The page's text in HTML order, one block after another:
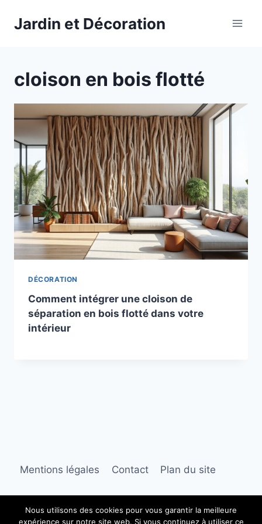
Jardin et Décoration
cloison en bois flotté
DÉCORATION
Comment intégrer une cloison de
séparation en bois flotté dans votre
intérieur
Mentions légales Contact Plan du site
Nous utilisons des cookies pour vous garantir la meilleure
expérience sur notre site web. Si vous continuez à utiliser ce